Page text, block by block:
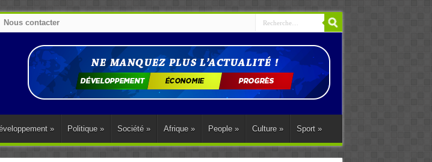
Nous contacter
le monde.
» Politique » Société » Afrique » People » Culture » Sport »